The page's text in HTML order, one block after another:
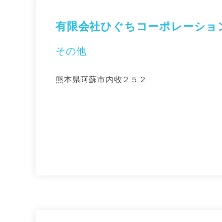
有限会社ひぐちコーポレーショ
その他
熊本県阿蘇市内牧２５２